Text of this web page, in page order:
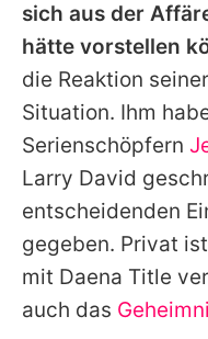
sich aus der
hätte vorstellen
die Reaktion
Situation. Ihm
Serienschöpfern
Larry David
entscheidenden
gegeben. Privat ist
mit Daena Title
auch das